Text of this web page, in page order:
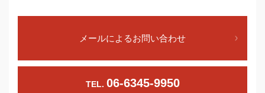
メールによるお問い合わせ
TEL. 06-6345-9950